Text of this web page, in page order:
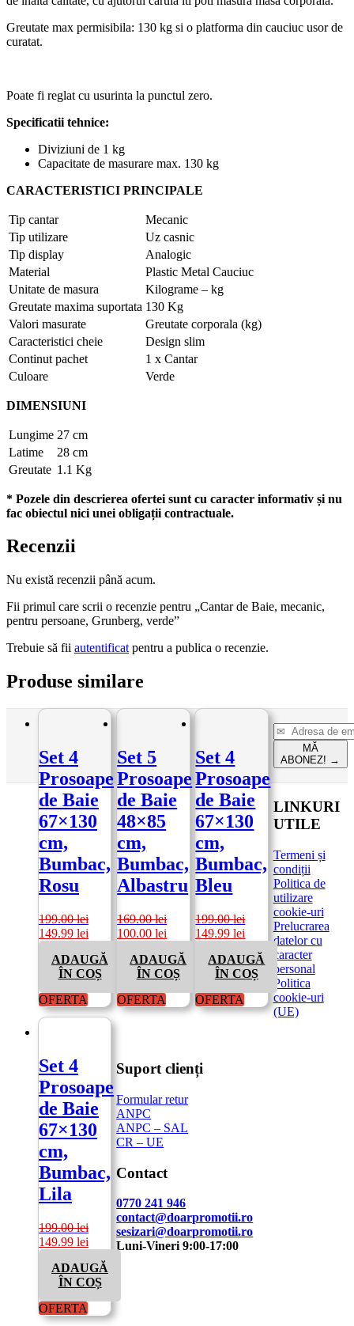
Greutate max permisibila: 130 kg si o platforma din cauciuc usor de
curatat.
Poate fi reglat cu usurinta la punctul zero.
Specificatii tehnice:
Diviziuni de 1 kg
Capacitate de masurare max. 130 kg
CARACTERISTICI PRINCIPALE
Tip cantar
Mecanic
Tip utilizare
Uz casnic
Tip display
Analogic
Material
Plastic Metal Cauciuc
Unitate de masura
Kilograme – kg
Greutate maxima suportata 130 Kg
Valori masurate
Greutate corporala (kg)
Caracteristici cheie
Design slim
Continut pachet
1 x Cantar
Culoare
Verde
DIMENSIUNI
Lungime 27 cm
Latime
28 cm
Greutate 1.1 Kg
* Pozele din descrierea ofertei sunt cu caracter informativ și nu
fac obiectul nici unei obligații contractuale.
Recenzii
Nu există recenzii până acum.
Fii primul care scrii o recenzie pentru „Cantar de Baie, mecanic,
pentru persoane, Grunberg, verde”
Trebuie să fii autentificat pentru a publica o recenzie.
Produse similare
Set 4
Prosoape
de Baie
67×130
cm,
Bumbac,
Rosu
199.00lei
Prețul
inițial
fost:
199.00 lei.
149.99 lei
este:
149.99 lei.
ADAUGĂ
ÎN COȘ
OFERTA
Set 5
Prosoape
de Baie
48×85
cm,
Bumbac,
Albastru
169.00lei
Prețul
fost:
100.00lei
este:
100.00 lei.
ADAUGĂ
ÎN COȘ
OFERTA
Set 4
Prosoape
de Baie
67×130
cm,
Bumbac,
Bleu
199.00lei
Prețul
fost:
149.99lei Prețul
este:
149.99 lei.
ADAUGĂ
ÎN COȘ
OFERTA
Set 4
Prosoape
de Baie
67×130
cm,
Bumbac,
Lila
199.00lei
Prețul
inițial
fost:
199.00 lei.
149.99 lei Prețul
este:
149.99 lei.
ADAUGĂ
ÎN COȘ
OFERTA
MĂ
ABONEZ! →
LINKURI
UTILE
Termeni și
condiții
Politica de
utilizare
cookie-uri
Prelucrarea
datelor cu
caracter
personal
Politica
cookie-uri
(UE)
Suport clienți
Formular retur
ANPC
ANPC – SAL
CR – UE
Contact
0770 241 946
contact@doarpromotii.ro
sesizari@doarpromotii.ro
Luni-Vineri 9:00-17:00
Urmărește ofertele și noutățile noastre direct